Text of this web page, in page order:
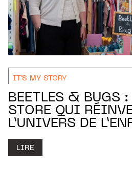
IT'S MY STORY
BEETLES & BUGS :
STORE QUI
L’UNIVERS DE
LIRE